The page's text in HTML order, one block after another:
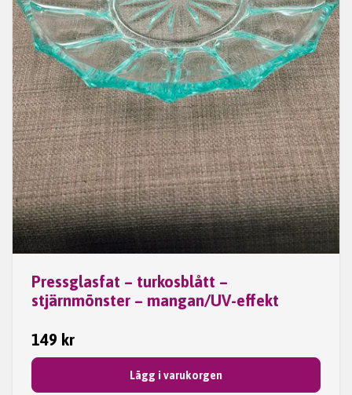
Pressglasfat – turkosblått –
stjärnmönster – mangan/UV-effekt
149 kr
Lägg i varukorgen